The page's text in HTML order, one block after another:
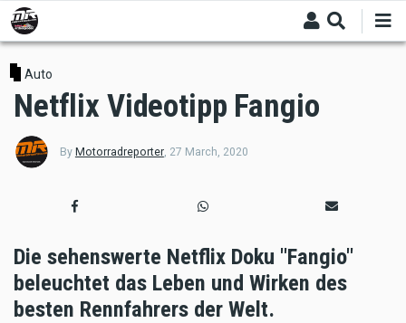
Skip
to
main
content
Auto
Netflix Videotipp Fangio
By Motorradreporter, 27 March, 2020
Die sehenswerte Netflix Doku "Fangio"
beleuchtet das Leben und Wirken des
besten Rennfahrers der Welt.